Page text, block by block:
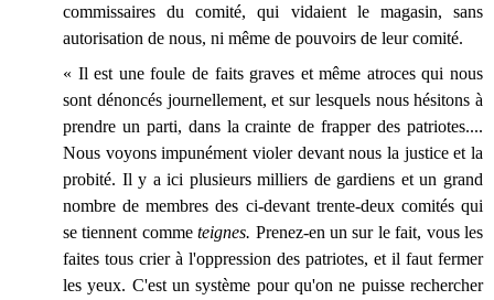
commissaires du comité, qui vidaient le magasin, sans
autorisation de nous, ni même de pouvoirs de leur comité.
« Il est une foule de faits graves et même atroces qui nous
sont dénoncés journellement, et sur lesquels nous hésitons à
prendre un parti, dans la crainte de frapper des patriotes....
Nous voyons impunément violer devant nous la justice et la
probité. Il y a ici plusieurs milliers de gardiens et un grand
nombre de membres des ci-devant trente-deux comités qui
se tiennent commeteignes. Prenez-en un sur le fait, vous les
faites tous crier à l'oppression des patriotes, et il faut fermer
les yeux. C'est un système pour qu'on ne puisse rechercher